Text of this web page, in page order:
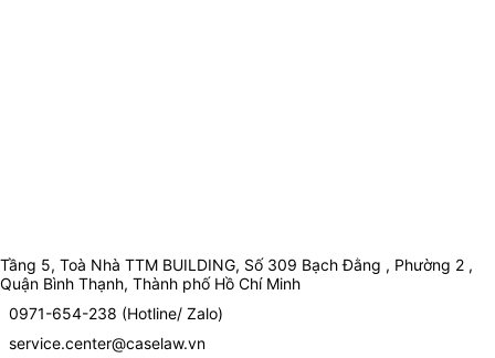
Tầng 5, Toà Nhà TTM BUILDING, Số 309 Bạch Đằng , Phường 2 ,
Quận Bình Thạnh, Thành phố Hồ Chí Minh
0971-654-238 (Hotline/ Zalo)
service.center@caselaw.vn